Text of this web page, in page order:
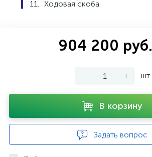
Ходовая скоба.
904 200 руб.
- + шт
В корзину
Задать вопрос